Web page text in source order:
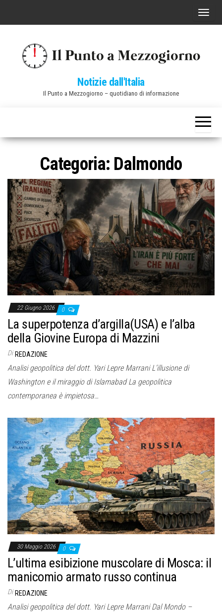
C
a
v
a
z
i
o
n
e
Notizie dall'Italia
Il Punto a Mezzogiorno – quotidiano di informazione
Categoria: Dalmondo
22 Giugno 2026 0
La superpotenza d’argilla(USA) e l’alba
della Giovine Europa di Mazzini
Di REDAZIONE
Analisi geopolitica del dott. Yari Lepre Marrani L’illusione di
Washington e il miraggio di Islamabad La geopolitica
contemporanea è impietosa…
30 Maggio 2026 0
L’ultima esibizione muscolare di Mosca: il
manicomio armato russo continua
Di REDAZIONE
Analisi geopolitica del dott. Yari Lepre Marrani Dal Mondo –